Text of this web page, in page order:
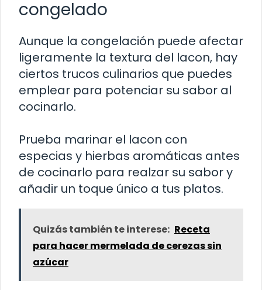
congelado
Aunque la congelación puede afectar
ligeramente la textura del lacon, hay
ciertos trucos culinarios que puedes
emplear para potenciar su sabor al
cocinarlo.
Prueba marinar el lacon con
especias y hierbas aromáticas antes
de cocinarlo para realzar su sabor y
añadir un toque único a tus platos.
Quizás también te interese: Receta
para hacer mermelada de cerezas sin
azúcar